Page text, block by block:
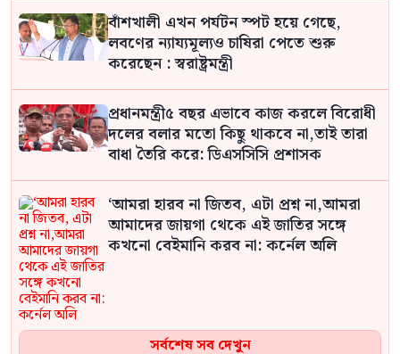
বাঁশখালী এখন পর্যটন স্পট হয়ে গেছে,
লবণের ন্যায্যমূল্যও চাষিরা পেতে শুরু
করেছেন : স্বরাষ্ট্রমন্ত্রী
প্রধানমন্ত্রী৫ বছর এভাবে কাজ করলে বিরোধী
দলের বলার মতো কিছু থাকবে না,তাই তারা
বাধা তৈরি করে: ডিএসসিসি প্রশাসক
‘আমরা হারব না জিতব, এটা প্রশ্ন না,আমরা
আমাদের জায়গা থেকে এই জাতির সঙ্গে
কখনো বেইমানি করব না: কর্নেল অলি
সর্বশেষ সব দেখুন